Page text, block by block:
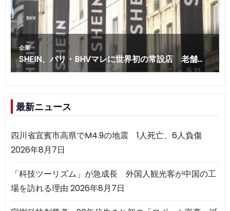
最新ニュース
四川省宜賓市高県でM4.9の地震 1人死亡、6人負傷
2026年8月7日
「科技ツーリズム」が急成長 外国人観光客が中国の工
場を訪れる理由 2026年8月7日